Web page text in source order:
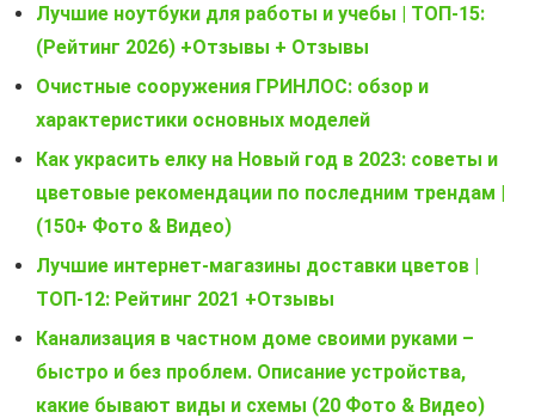
Лучшие ноутбуки для работы и учебы | ТОП-15:
(Рейтинг 2026) +Отзывы + Отзывы
Очистные сооружения ГРИНЛОС: обзор и
характеристики основных моделей
Как украсить елку на Новый год в 2023: советы и
цветовые рекомендации по последним трендам |
(150+ Фото & Видео)
Лучшие интернет-магазины доставки цветов |
ТОП-12: Рейтинг 2021 +Отзывы
Канализация в частном доме своими руками –
быстро и без проблем. Описание устройства,
какие бывают виды и схемы (20 Фото & Видео)